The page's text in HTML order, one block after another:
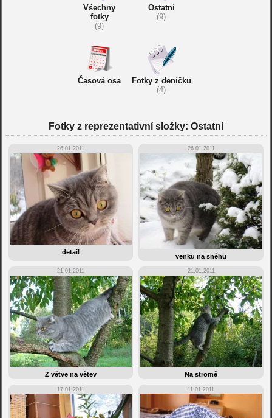
Všechny
fotky
(9)
Ostatní
(9)
Časová osa
Fotky z deníčku
(4)
Fotky z reprezentativní složky: Ostatní
26.01.2011
detail
26.01.2011
venku na sněhu
21.01.2011
Z větve na větev
21.01.2011
Na stromě
17.01.2011 11.01.2011